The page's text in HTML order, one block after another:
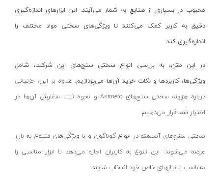
گیج سیم
گیج زاویه‌ سنج
انواع شابلون
کورنومتر دیجیتال
باسکول
هد میکرومتر
گیج توپی
کادکس-KADEX
دی سی ای-DCE
پروتک- PROTEC
شفق-Scheppach
صبا ترانس-saba trans
کارچر-KARCHER
تاپ تول-TOPTUL
ماه رخ-MOON RISE
محبوب در بسیاری از صنایع به شمار می‌آیند. این ابزارهای اندازه‌گیری
دقیق به کاربر کمک می‌کنند تا ویژگی‌های سختی مواد مختلف را
اندازه‌گیری کند.
در این متن، به بررسی انواع سختی سنج‌های این شرکت، شامل
ویژگی‌ها، کاربردها و نکات خرید آن‌ها می‌پردازیم. علاوه بر این، جزئیاتی
درباره هزینه سختی سنج‌های Asimeto و نحوه ثبت سفارش آن‌ها در
اختیار شما قرار می‌دهیم.
سختی سنج‌های آسیمتو در انواع گوناگون و با ویژگی‌های متنوع به بازار
عرضه می‌شوند. این تنوع به کاربران اجازه می‌دهد تا ابزار مناسبی را
متناسب با نیازهای خاص خود انتخاب نمایند.